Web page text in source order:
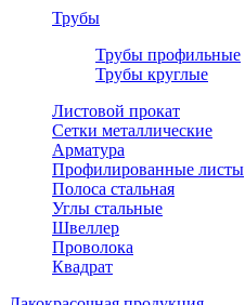
Трубы
Трубы профильные
Трубы круглые
Листовой прокат
Сетки металлические
Арматура
Профилированные листы
Полоса стальная
Углы стальные
Швеллер
Проволока
Квадрат